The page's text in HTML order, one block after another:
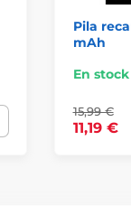
Pila
mAh
En stock
15,99 €
11,19 €